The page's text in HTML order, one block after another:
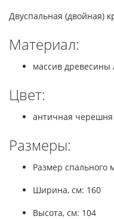
Двуспальная (двойная)
Материал:
массив древесины
Цвет:
античная
Размеры:
Размер спального
Ширина, см: 160
Высота, см: 104